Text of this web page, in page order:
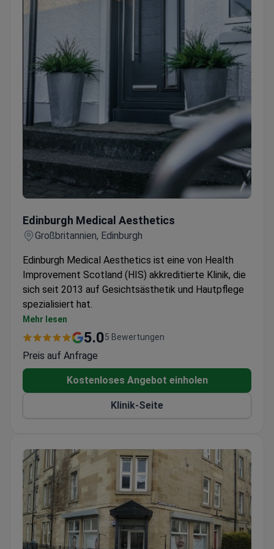
Edinburgh Medical Aesthetics
Großbritannien, Edinburgh
Edinburgh Medical Aesthetics ist eine von Health
Improvement Scotland (HIS) akkreditierte Klinik, die
sich seit 2013 auf Gesichtsästhetik und Hautpflege
spezialisiert hat.
Bietet eine Reihe von minimalinvasiven und nicht-
chirurgischen Behandlungen
Bietet Dienstleistungen für Männer und alle
Geschlechtsidentitäten mit Fokus auf
Privatsphäre
Befindet sich in einem Privathaus für diskrete
Beratungen und Behandlungen
Mehr lesen
5.05 Bewertungen
Preis auf Anfrage
Kostenloses Angebot einholen
Klinik-Seite